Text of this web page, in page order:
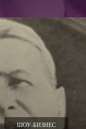
ШОУ-БИЗНЕС